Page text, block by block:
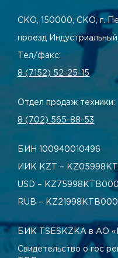
СКО, 150000, СКО, г.
проезд
Тел/факс:
8 (7152) 52-25-15
Отдел продаж техники:
8 (702) 565-88-53
БИН 100940010496
ИИК KZT –
USD –
RUB –
БИК TSESKZKA в АО
Свидетельство о гос